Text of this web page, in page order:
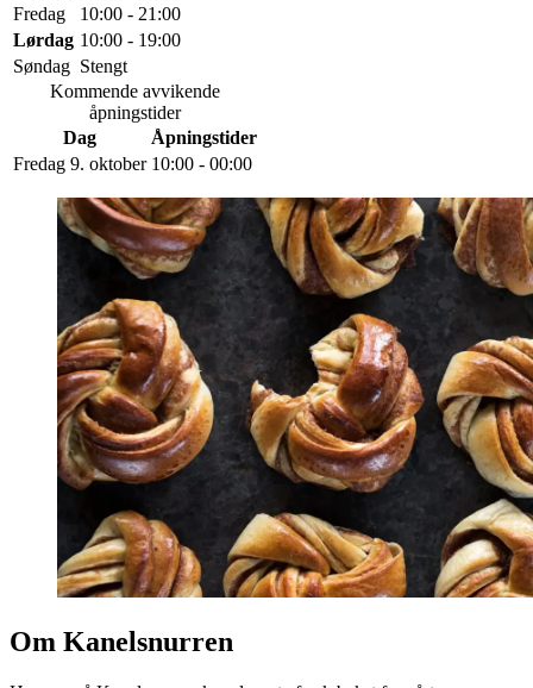
Fredag
10:00 - 21:00
Lørdag 10:00 - 19:00
Søndag Stengt
Kommende avvikende
åpningstider
Dag
Åpningstider
Fredag 9. oktober 10:00 - 00:00
Om Kanelsnurren